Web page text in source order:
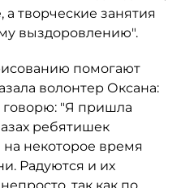
творческие занятия
выздоровлению".
помогают
волонтер Оксана:
говорю: "Я пришла
ребятишек
на некоторое время
Радуются и их